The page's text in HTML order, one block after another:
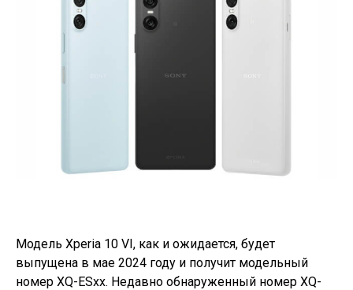
Модель Xperia 10 VI, как и ожидается, будет
выпущена в мае 2024 году и получит модельный
номер XQ-ESxx. Недавно обнаруженный номер XQ-